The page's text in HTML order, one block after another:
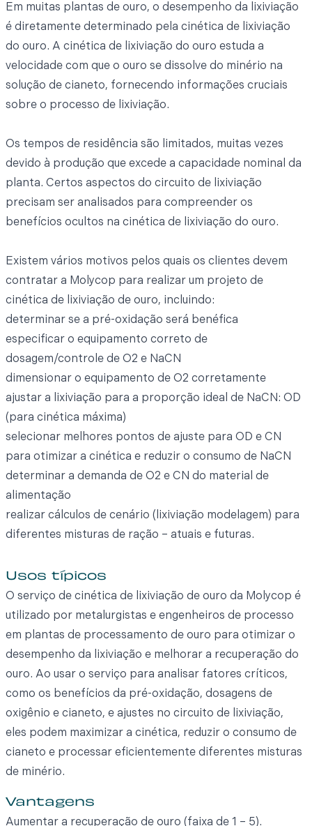
Em muitas plantas de ouro, o desempenho da lixiviação
é diretamente determinado pela cinética de lixiviação
do ouro. A cinética de lixiviação do ouro estuda a
velocidade com que o ouro se dissolve do minério na
solução de cianeto, fornecendo informações cruciais
sobre o processo de lixiviação.
Os tempos de residência são limitados, muitas vezes
devido à produção que excede a capacidade nominal da
planta. Certos aspectos do circuito de lixiviação
precisam ser analisados para compreender os
benefícios ocultos na cinética de lixiviação do ouro.
Existem vários motivos pelos quais os clientes devem
contratar a Molycop para realizar um projeto de
cinética de lixiviação de ouro, incluindo:
determinar se a pré-oxidação será benéfica
especificar o equipamento correto de
dosagem/controle de O2 e NaCN
dimensionar o equipamento de O2 corretamente
ajustar a lixiviação para a proporção ideal de NaCN: OD
(para cinética máxima)
selecionar melhores pontos de ajuste para OD e CN
para otimizar a cinética e reduzir o consumo de NaCN
determinar a demanda de O2 e CN do material de
alimentação
realizar cálculos de cenário (lixiviação modelagem) para
diferentes misturas de ração – atuais e futuras.
Usos típicos
O serviço de cinética de lixiviação de ouro da Molycop é
utilizado por metalurgistas e engenheiros de processo
em plantas de processamento de ouro para otimizar o
desempenho da lixiviação e melhorar a recuperação do
ouro. Ao usar o serviço para analisar fatores críticos,
como os benefícios da pré-oxidação, dosagens de
oxigênio e cianeto, e ajustes no circuito de lixiviação,
eles podem maximizar a cinética, reduzir o consumo de
cianeto e processar eficientemente diferentes misturas
de minério.
Vantagens
Aumentar a recuperação de ouro (faixa de 1 – 5).